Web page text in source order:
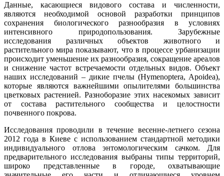
Данные, касающиеся видового состава и численности,
являются необходимой основой разработки принципов
сохранения биологического разнообразия в условиях
интенсивного природопользования. Зарубежные
исследования различных объектов животного и
растительного мира показывают, что в процессе урбанизации
происходит уменьшение их разнообразия, сокращение ареалов
и снижение частот встречаемости отдельных видов. Объект
наших исследований – дикие пчелы (Hymenoptera, Apoidea),
которые являются важнейшими опылителями большинства
цветковых растенией. Разноборазие этих насекомых зависит
от состава растительного сообщества и целостности
почвенного покрова.
Исследования проводили в течение весенне-летнего сезона
2012 года в Киеве с использованием стандартной методики
индивидуального отлова энтомологическим сачком. Для
предварительного исследования выбраны типы территорий,
широко представленные в городе, охватывающие